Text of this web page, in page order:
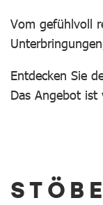
Vom gefühlvoll
Entdecken Sie
Das Angebot ist